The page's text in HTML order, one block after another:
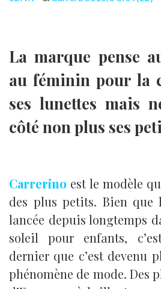
La marque pense
au féminin pour la
ses lunettes mais
côté non plus ses
Carrerino est le modèle
des plus petits. Bien que
lancée depuis longtemps
soleil pour enfants,
dernier que c’est devenu
phénomène de mode. Des